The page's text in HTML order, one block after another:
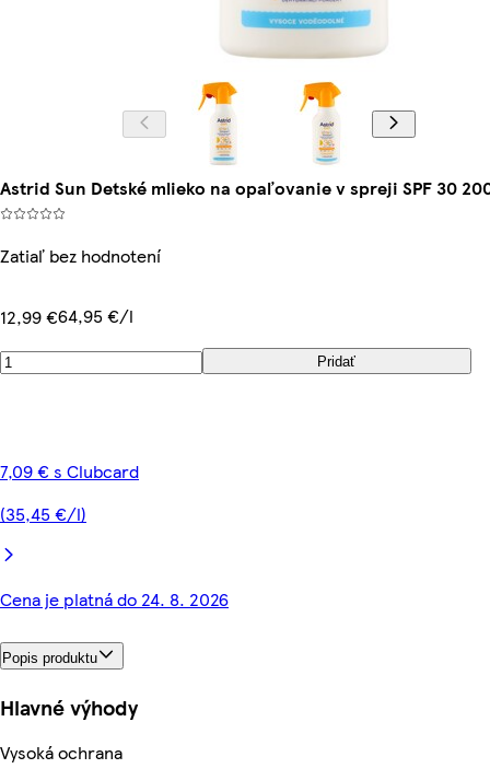
Astrid Sun Detské mlieko na opaľovanie v spreji SPF 30
Zatiaľ bez hodnotení
12,99 €64,95 €/l
Pridať
7,09 € s Clubcard
(35,45 €/l)
Cena je platná do 24. 8. 2026
Popis produktu
Hlavné výhody
Vysoká ochrana